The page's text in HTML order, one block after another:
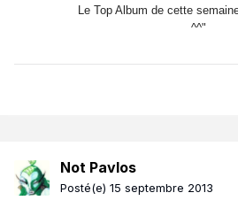
Le Top Album de cette
^^"
Not Pavlos
Posté(e) 15 septembre 2013